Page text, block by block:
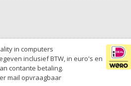
in computers
inclusief BTW, in euro's en
contante betaling.
mail opvraagbaar